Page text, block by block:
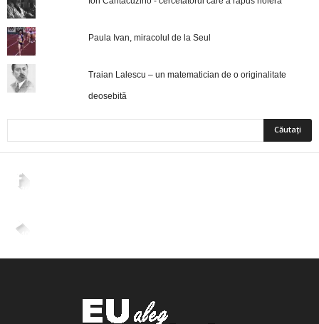
Paula Ivan, miracolul de la Seul
Traian Lalescu – un matematician de o originalitate
deosebită
2,265
4,400